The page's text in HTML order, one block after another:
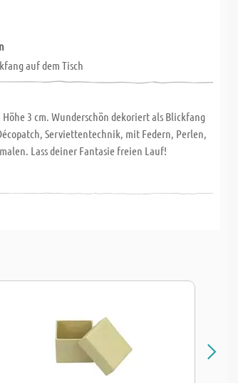
auf dem Tisch
Höhe 3 cm. Wunderschön dekoriert als Blickfang
Serviettentechnik, mit Federn, Perlen,
Lass deiner Fantasie freien Lauf!